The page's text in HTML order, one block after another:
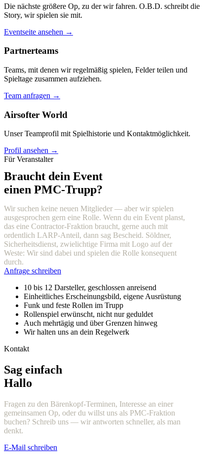
Die nächste größere Op, zu der wir fahren. O.B.D. schreibt die
Story, wir spielen sie mit.
Eventseite ansehen →
Partnerteams
Teams, mit denen wir regelmäßig spielen, Felder teilen und
Spieltage zusammen aufziehen.
Team anfragen →
Airsofter World
Unser Teamprofil mit Spielhistorie und Kontaktmöglichkeit.
Profil ansehen →
Für Veranstalter
Braucht dein Event
einen PMC-Trupp?
Wir suchen keine neuen Mitglieder — aber wir spielen
ausgesprochen gern eine Rolle. Wenn du ein Event planst,
das eine Contractor-Fraktion braucht, gerne auch mit
ordentlich LARP-Anteil, dann sag Bescheid. Söldner,
Sicherheitsdienst, zwielichtige Firma mit Logo auf der
Weste: Wir sind dabei und spielen die Rolle konsequent
durch.
Anfrage schreiben
10 bis 12 Darsteller, geschlossen anreisend
Einheitliches Erscheinungsbild, eigene Ausrüstung
Funk und feste Rollen im Trupp
Rollenspiel erwünscht, nicht nur geduldet
Auch mehrtägig und über Grenzen hinweg
Wir halten uns an dein Regelwerk
Kontakt
Sag einfach
Hallo
Fragen zu den Bärenkopf-Terminen, Interesse an einer
gemeinsamen Op, oder du willst uns als PMC-Fraktion
buchen? Schreib uns — wir antworten schneller, als man
denkt.
E-Mail schreiben